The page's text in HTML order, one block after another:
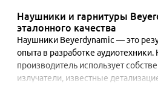
Наушники и гарнитуры
эталонного качества
Наушники Beyerdynamic — это
опыта в разработке
производитель использует
излучатели, известные